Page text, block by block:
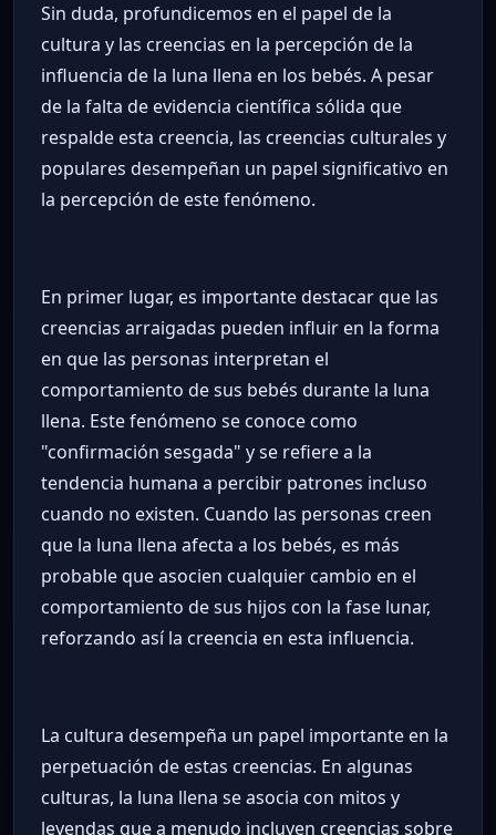
Sin duda, profundicemos en el papel de la
cultura y las creencias en la percepción de la
influencia de la luna llena en los bebés. A pesar
de la falta de evidencia científica sólida que
respalde esta creencia, las creencias culturales y
populares desempeñan un papel significativo en
la percepción de este fenómeno.
En primer lugar, es importante destacar que las
creencias arraigadas pueden influir en la forma
en que las personas interpretan el
comportamiento de sus bebés durante la luna
llena. Este fenómeno se conoce como
"confirmación sesgada" y se refiere a la
tendencia humana a percibir patrones incluso
cuando no existen. Cuando las personas creen
que la luna llena afecta a los bebés, es más
probable que asocien cualquier cambio en el
comportamiento de sus hijos con la fase lunar,
reforzando así la creencia en esta influencia.
La cultura desempeña un papel importante en la
perpetuación de estas creencias. En algunas
culturas, la luna llena se asocia con mitos y
leyendas que a menudo incluyen creencias sobre